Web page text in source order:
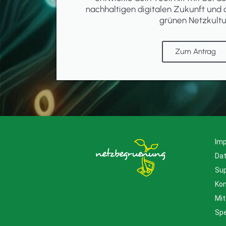
nachhaltigen digitalen Zukunft und
grünen
Zum Antrag